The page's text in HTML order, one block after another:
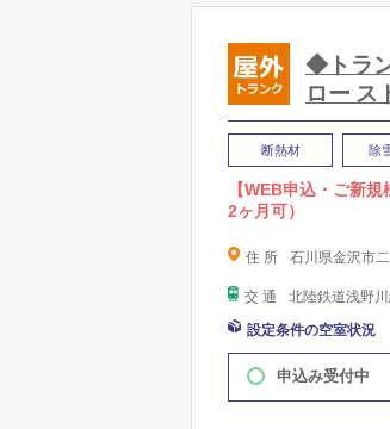
◆トラ
ロー ス
断熱材 除
【WEB申込・ご新
2ヶ月可）
住 所 石川県金沢市
交 通 北陸鉄道浅野
設定条件の空室状況
申込み受付中